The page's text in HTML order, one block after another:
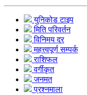
युनिकोड टाइप
मिति परिवर्तन
विनिमय दर
महत्त्वपूर्ण सम्पर्क
राशिफल
वर्गीकृत
जनमत
प्रश्नमाला